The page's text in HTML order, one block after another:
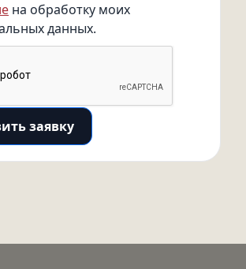
на обработку моих
данных.
заявку